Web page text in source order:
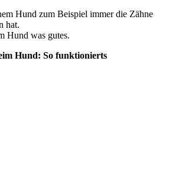
Hund zum Beispiel immer die Zähne
hat.
Hund was gutes.
Hund: So funktionierts